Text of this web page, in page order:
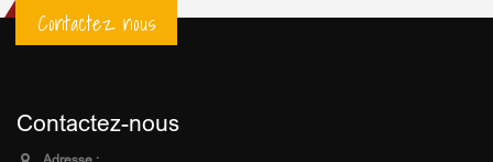
Contactez nous
Contactez-nous